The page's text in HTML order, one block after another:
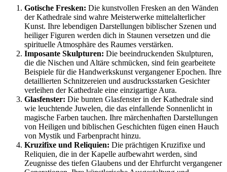
Gotische Fresken: Die kunstvollen Fresken an den Wänden
der Kathedrale sind wahre Meisterwerke mittelalterlicher
Kunst. Ihre lebendigen Darstellungen biblischer Szenen und
heiliger Figuren werden dich in Staunen versetzen und die
spirituelle Atmosphäre des Raumes verstärken.
Imposante Skulpturen: Die beeindruckenden Skulpturen,
die die Nischen und Altäre schmücken, sind fein gearbeitete
Beispiele für die Handwerkskunst vergangener Epochen. Ihre
detaillierten Schnitzereien und ausdrucksstarken Gesichter
verleihen der Kathedrale eine einzigartige Aura.
Glasfenster: Die bunten Glasfenster in der Kathedrale sind
wie leuchtende Juwelen, die das einfallende Sonnenlicht in
magische Farben tauchen. Ihre märchenhaften Darstellungen
von Heiligen und biblischen Geschichten fügen einen Hauch
von Mystik und Farbenpracht hinzu.
Kruzifixe und Reliquien: Die prächtigen Kruzifixe und
Reliquien, die in der Kapelle aufbewahrt werden, sind
Zeugnisse des tiefen Glaubens und der Ehrfurcht vergangener